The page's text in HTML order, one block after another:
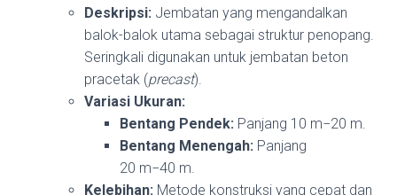
Deskripsi: Jembatan yang mengandalkan
balok-balok utama sebagai struktur penopang.
Seringkali digunakan untuk jembatan beton
pracetak (precast).
Variasi Ukuran:
Bentang Pendek: Panjang 10 m−20 m.
Bentang Menengah: Panjang
20 m−40 m.
Kelebihan: Metode konstruksi yang cepat dan